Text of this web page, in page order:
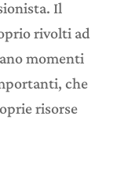
Il
rivolti ad
momenti
che
risorse